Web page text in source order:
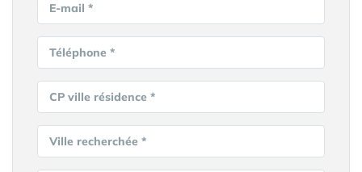
E-mail *
Téléphone *
CP ville résidence *
Ville recherchée *